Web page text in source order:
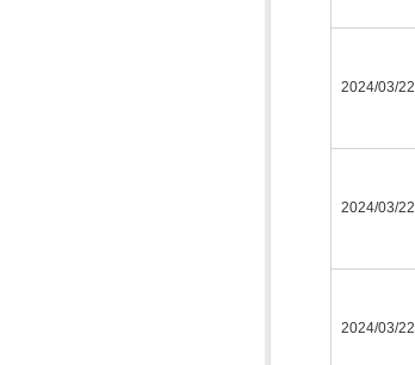
2024/03/22
2024/03/22
2024/03/22